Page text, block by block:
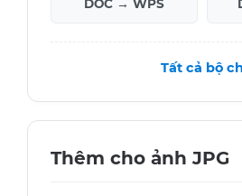
DOC → WPS
Tất cả bộ
Thêm cho ảnh JPG